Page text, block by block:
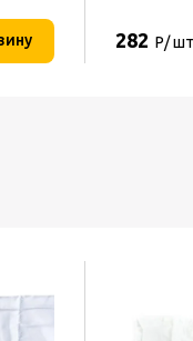
282 Р/